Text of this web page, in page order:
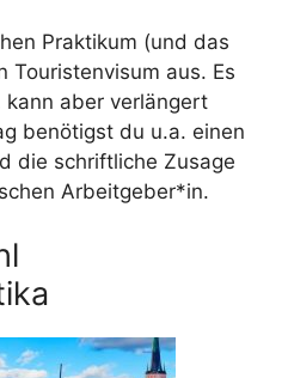
Praktikum (und das
Touristenvisum aus. Es
aber verlängert
benötigst du u.a. einen
die schriftliche Zusage
Arbeitgeber*in.